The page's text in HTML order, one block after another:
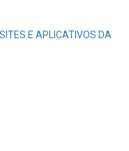
E APLICATIVOS DA